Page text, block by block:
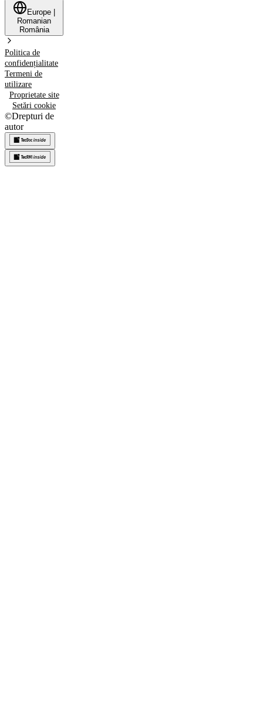
Europe
Romanian
România
Politica de
confidențialitate
Termeni de
utilizare
Proprietate site
Setări cookie
©Drepturi de
autor